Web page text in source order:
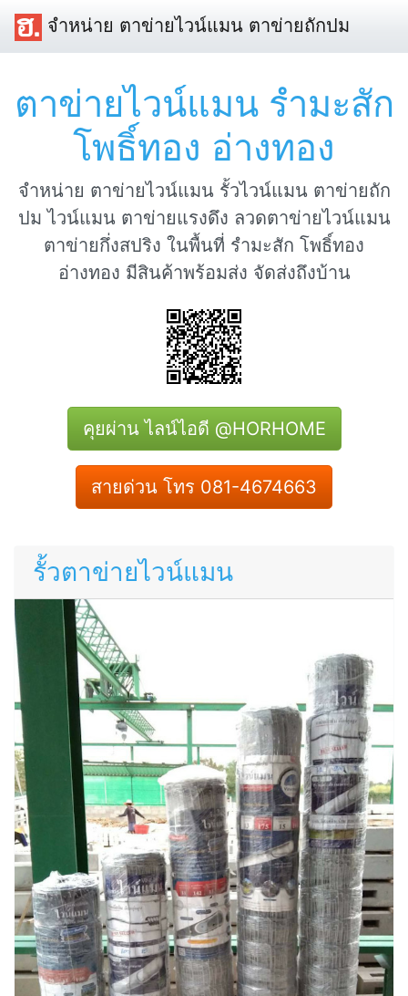
จำหน่าย ตาข่ายไวน์แมน ตาข่ายถักปม
ตาข่ายไวน์แมน รำมะสัก
โพธิ์ทอง อ่างทอง
จำหน่าย ตาข่ายไวน์แมน รั้วไวน์แมน ตาข่ายถัก
ปม ไวน์แมน ตาข่ายแรงดึง ลวดตาข่ายไวน์แมน
ตาข่ายกึ่งสปริง ในพื้นที่ รำมะสัก โพธิ์ทอง
อ่างทอง มีสินค้าพร้อมส่ง จัดส่งถึงบ้าน
คุยผ่าน ไลน์ไอดี @HORHOME
สายด่วน โทร 081-4674663
รั้วตาข่ายไวน์แมน